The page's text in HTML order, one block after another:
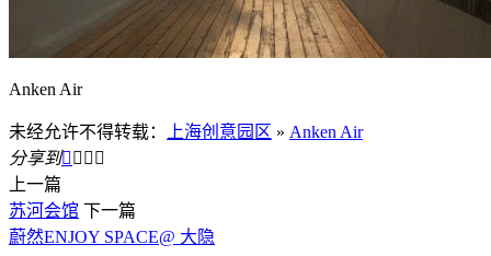
Anken Air
未经允许不得转载： 上海创意园区 » Anken Air
分享到   
上一篇
苏河会馆 下一篇
蔚然ENJOY SPACE@ 大隐